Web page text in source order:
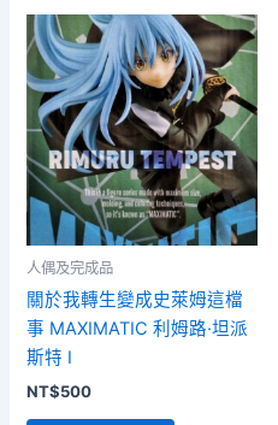
人偶及完成品
關於我轉生變成史萊姆這檔
事 MAXIMATIC 利姆路·坦派
斯特 I
NT$500